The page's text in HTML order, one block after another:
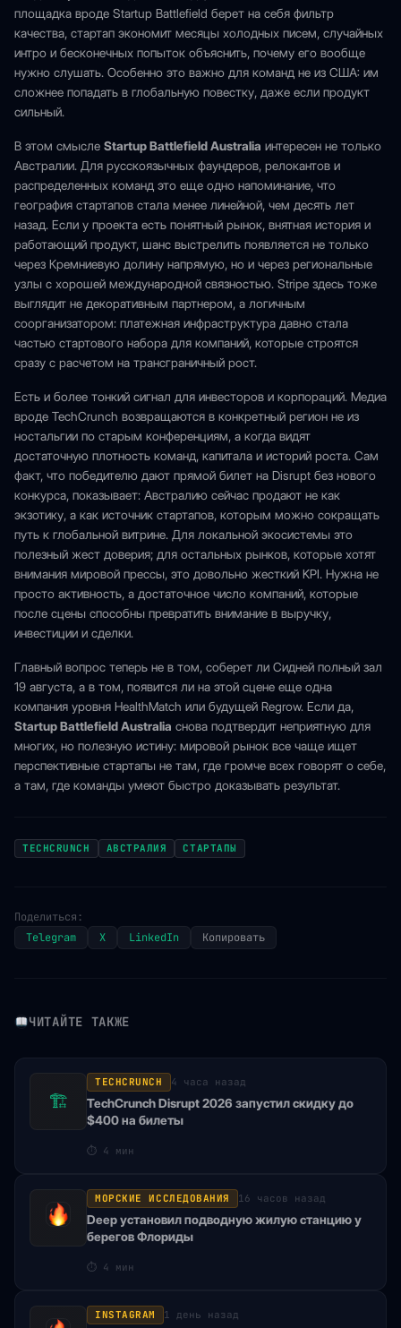
площадка вроде Startup Battlefield берет на себя фильтр
качества, стартап экономит месяцы холодных писем, случайных
интро и бесконечных попыток объяснить, почему его вообще
нужно слушать. Особенно это важно для команд не из США: им
сложнее попадать в глобальную повестку, даже если продукт
сильный.
В этом смысле Startup Battlefield Australia интересен не только
Австралии. Для русскоязычных фаундеров, релокантов и
распределенных команд это еще одно напоминание, что
география стартапов стала менее линейной, чем десять лет
назад. Если у проекта есть понятный рынок, внятная история и
работающий продукт, шанс выстрелить появляется не только
через Кремниевую долину напрямую, но и через региональные
узлы с хорошей международной связностью. Stripe здесь тоже
выглядит не декоративным партнером, а логичным
соорганизатором: платежная инфраструктура давно стала
частью стартового набора для компаний, которые строятся
сразу с расчетом на трансграничный рост.
Есть и более тонкий сигнал для инвесторов и корпораций. Медиа
вроде TechCrunch возвращаются в конкретный регион не из
ностальгии по старым конференциям, а когда видят
достаточную плотность команд, капитала и историй роста. Сам
факт, что победителю дают прямой билет на Disrupt без нового
конкурса, показывает: Австралию сейчас продают не как
экзотику, а как источник стартапов, которым можно сокращать
путь к глобальной витрине. Для локальной экосистемы это
полезный жест доверия; для остальных рынков, которые хотят
внимания мировой прессы, это довольно жесткий KPI. Нужна не
просто активность, а достаточное число компаний, которые
после сцены способны превратить внимание в выручку,
инвестиции и сделки.
Главный вопрос теперь не в том, соберет ли Сидней полный зал
19 августа, а в том, появится ли на этой сцене еще одна
компания уровня HealthMatch или будущей Regrow. Если да,
Startup Battlefield Australia снова подтвердит неприятную для
многих, но полезную истину: мировой рынок все чаще ищет
перспективные стартапы не там, где громче всех говорят о себе,
а там, где команды умеют быстро доказывать результат.
TECHCRUNCH АВСТРАЛИЯ СТАРТАПЫ
Поделиться:
Telegram
X LinkedIn Копировать
ЧИТАЙТЕ ТАКЖЕ
🏗
TECHCRUNCH 4 часа назад
TechCrunch Disrupt 2026 запустил скидку до
$400 на билеты
⏱ 4 мин
МОРСКИЕ ИССЛЕДОВАНИЯ 16 часов назад
Deep установил подводную жилую станцию у
берегов Флориды
⏱ 4 мин
INSTAGRAM 1 день назад